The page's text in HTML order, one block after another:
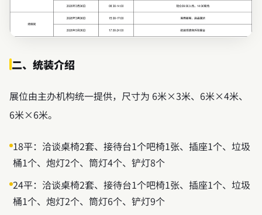
二、统装介绍
展位由主办机构统一提供，尺寸为 6米×3米、6米×4米、
6米×6米。
18平：洽谈桌椅2套、接待台1个吧椅1张、插座1个、垃圾
桶1个、炮灯2个、筒灯4个、铲灯8个
24平：洽谈桌椅2套、接待台1个吧椅1张、插座1个、垃圾
桶1个、炮灯2个、筒灯6个、铲灯9个